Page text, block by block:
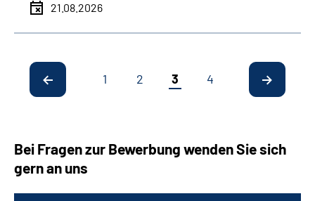
21.08.2026
1 2 3 4
Bei Fragen zur Bewerbung wenden Sie sich
gern an uns